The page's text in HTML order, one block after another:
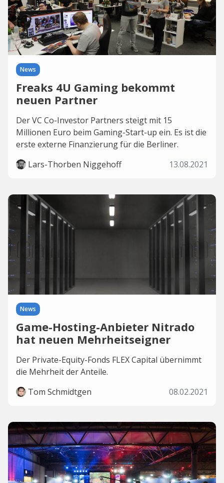
News
Freaks 4U Gaming bekommt
neuen Partner
Der VC Co-Investor Partners steigt mit 15
Millionen Euro beim Gaming-Start-up ein. Es ist die
erste externe Finanzierung für die Berliner.
Lars-Thorben Niggehoff
13.08.2021
News
Game-Hosting-Anbieter Nitrado
hat neuen Mehrheitseigner
Der Private-Equity-Fonds FLEX Capital übernimmt
die Mehrheit der Anteile.
Tom Schmidtgen
08.02.2021